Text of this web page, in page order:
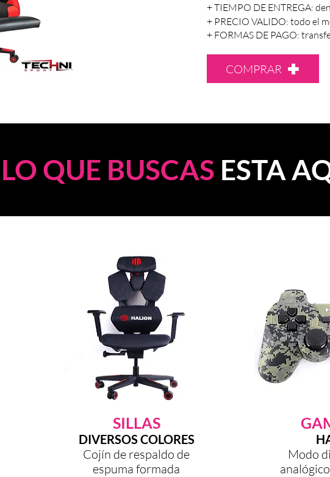
+ TIEMPO DE ENTREGA:
+ PRECIO VALIDO: todo el
+ FORMAS DE PAGO:
COMPRAR
QUE BUSCAS ESTA
SILLAS
DIVERSOS COLORES
Cojín de respaldo de
espuma formada
Modo